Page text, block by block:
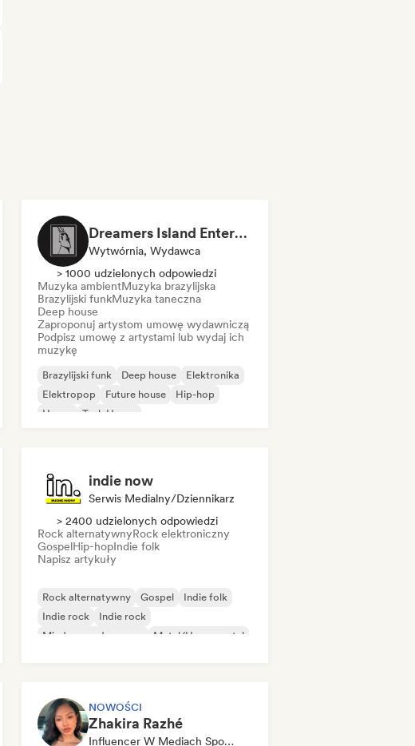
Dreamers Island Entertainment
Wytwórnia, Wydawca
> 1000 udzielonych odpowiedzi
Muzyka ambientMuzyka brazylijska
Brazylijski funkMuzyka taneczna
Deep house
Zaproponuj artystom umowę wydawniczą
Podpisz umowę z artystami lub wydaj ich
muzykę
Brazylijski funk Deep house
Elektronika
Elektropop
Future house
Hip-hop
House
Tech House
indie now
Serwis Medialny/Dziennikarz
> 2400 udzielonych odpowiedzi
Rock alternatywnyRock elektroniczny
GospelHip-hopIndie folk
Napisz artykuły
Rock alternatywny Gospel
Indie folk
Indie rock
Indie rock
Międzynarodowy rap
Metal/Heavy metal
NOWOŚCI
Zhakira Razhé
Influencer W Mediach Społecznościowych